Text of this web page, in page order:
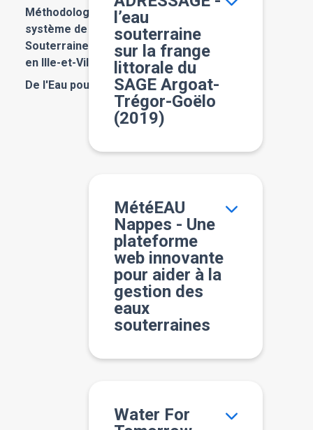
Méthodologie pour la mise en place d’un
système de Suivi et d’alerte des EAUx
Souterraines exploitées pour l’eau potable
en Ille-et-Vilaine - S-eau-S (2023)
De l'Eau pour Demain (2023)
l’eau
souterraine
sur la frange
littorale du
SAGE Argoat-
Trégor-Goëlo
(2019)
MétéEAU
Nappes - Une
plateforme
web innovante
pour aider à la
gestion des
eaux
souterraines
Water For